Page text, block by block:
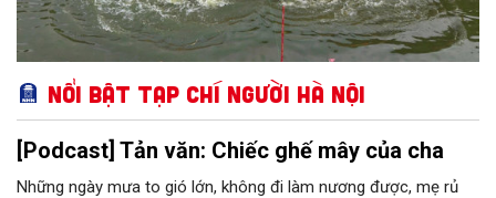
Nổi bật Tạp chí Người Hà Nội
[Podcast] Tản văn: Chiếc ghế mây của cha
Những ngày mưa to gió lớn, không đi làm nương được, mẹ rủ